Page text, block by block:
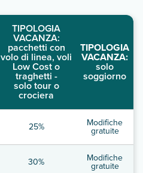
TIPOLOGIA
VACANZA:
pacchetti con
volo di linea, voli
Low Cost o
traghetti -
solo tour o
crociera
TIPOLOGIA
VACANZA:
solo
soggiorno
25% Modifiche
gratuite
30% Modifiche
gratuite